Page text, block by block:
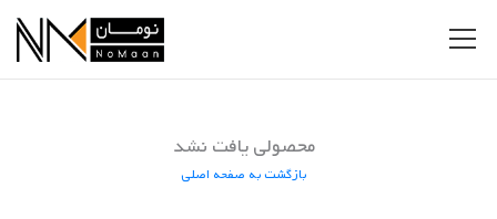
محصولی یافت نشد
بازگشت به صفحه اصلی